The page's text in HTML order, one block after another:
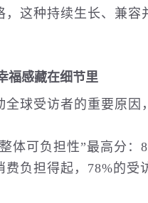
这种持续生长、兼
福感藏在细节里
球受访者的重要原因
体可负担性”最高分：
负担得起，78%的受